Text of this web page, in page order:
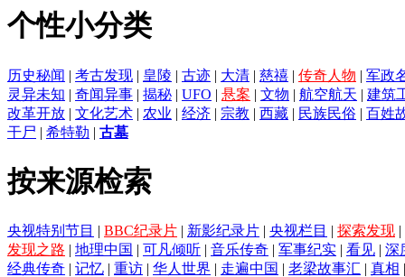
个性小分类
历史秘闻 | 考古发现 | 皇陵 | 古迹 | 大清 | 慈禧 | 传奇人物 | 军政
灵异未知 | 奇闻异事 | 揭秘 | UFO | 悬案 | 文物 | 航空航天 | 建筑
改革开放 | 文化艺术 | 农业 | 经济 | 宗教 | 西藏 | 民族民俗 | 百姓
干尸 | 希特勒 | 古墓
按来源检索
央视特别节目 | BBC纪录片 | 新影纪录片 | 央视栏目 | 探索发现 |
发现之路 | 地理中国 | 可凡倾听 | 音乐传奇 | 军事纪实 | 看见 | 深
经典传奇 | 记忆 | 重访 | 华人世界 | 走遍中国 | 老梁故事汇 | 真相